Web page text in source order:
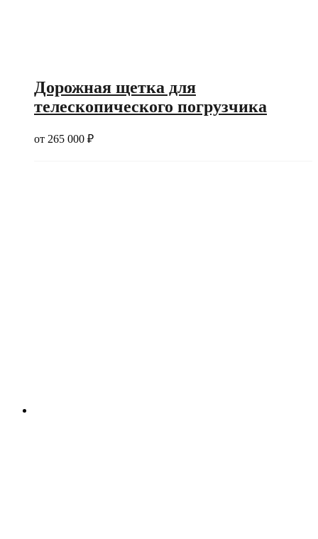
Дорожная щетка для
телескопического погрузчика
от 265 000 ₽